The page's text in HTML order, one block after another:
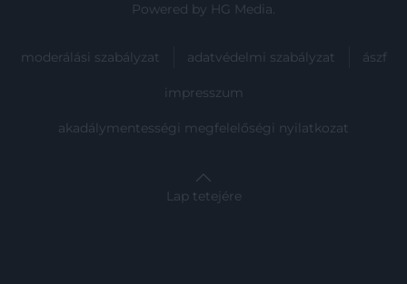
Powered by HG Media.
moderálási szabályzat adatvédelmi szabályzat ászf
impresszum
akadálymentességi megfelelőségi nyilatkozat
Lap tetejére